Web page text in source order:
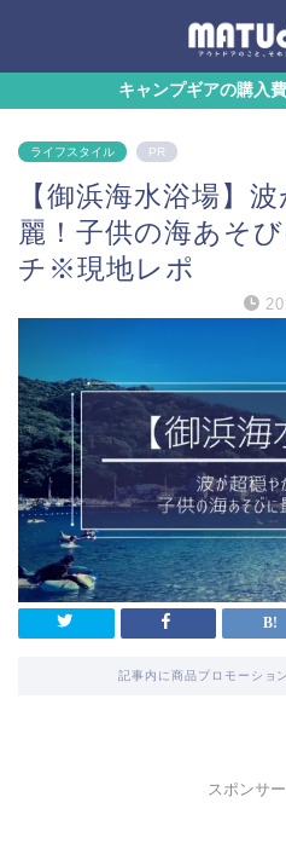
キャンプギアの購入
ライフスタイル PR
【御浜海水浴場】
麗！子供の海あそ
チ※現地レポ
記事内に商品プロモーショ
スポンサ